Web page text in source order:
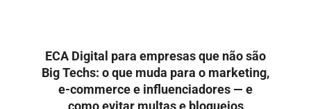
ECA Digital para empresas que não são
Big Techs: o que muda para o marketing,
e-commerce e influenciadores — e
como evitar multas e bloqueios